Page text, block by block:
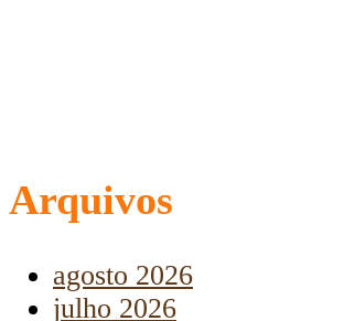
Arquivos
agosto 2026
julho 2026